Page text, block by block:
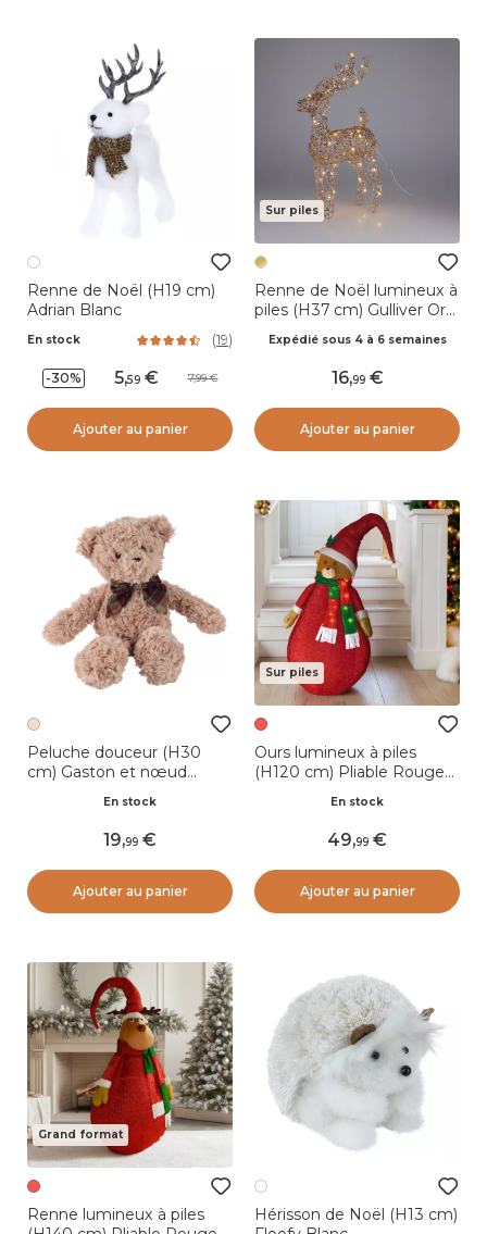
Renne de Noël (H19 cm)
Adrian Blanc
En stock (19)
-30% 5,59 7,99
Ajouter au panier
Sur piles
Renne de Noël lumineux à
piles (H37 cm) Gulliver Or
Expédié sous 4 à 6 semaines
16,99
Ajouter au panier
Peluche douceur (H30
cm) Gaston et nœud
En stock
19,99
Ajouter au panier
Sur piles
Ours lumineux à piles
(H120 cm) Pliable Rouge
En stock
49,99
Ajouter au panier
Grand format
Renne lumineux à piles
Hérisson de Noël (H13 cm)